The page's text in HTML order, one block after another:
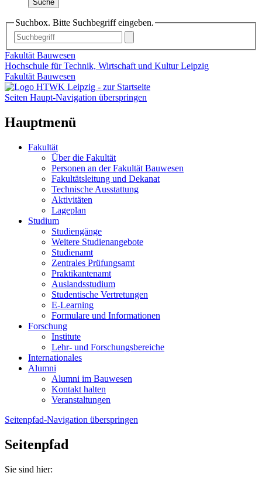
Suche
Suchbox. Bitte Suchbegriff eingeben.
Fakultät Bauwesen
Hochschule für Technik, Wirtschaft und Kultur Leipzig
Fakultät Bauwesen
Seiten Haupt-Navigation überspringen
Hauptmenü
Fakultät
Über die Fakultät
Personen an der Fakultät Bauwesen
Fakultätsleitung und Dekanat
Technische Ausstattung
Aktivitäten
Lageplan
Studium
Studiengänge
Weitere Studienangebote
Studienamt
Zentrales Prüfungsamt
Praktikantenamt
Auslandsstudium
Studentische Vertretungen
E-Learning
Formulare und Informationen
Forschung
Institute
Lehr- und Forschungsbereiche
Internationales
Alumni
Alumni im Bauwesen
Kontakt halten
Veranstaltungen
Seitenpfad-Navigation überspringen
Seitenpfad
Sie sind hier: